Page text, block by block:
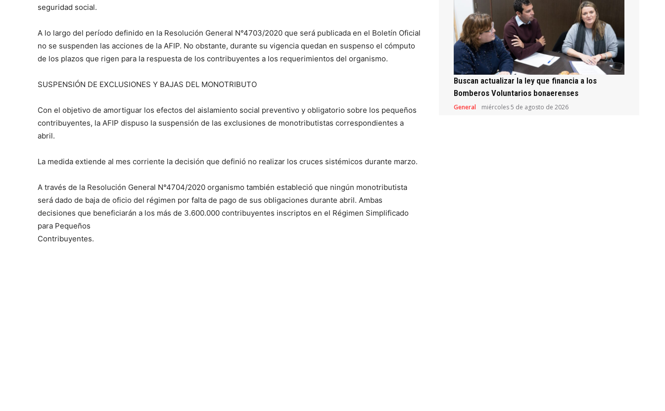
seguridad social.
A lo largo del período definido en la Resolución General N°4703/2020 que será publicada en el Boletín Oficial
no se suspenden las acciones de la AFIP. No obstante, durante su vigencia quedan en suspenso el cómputo
de los plazos que rigen para la respuesta de los contribuyentes a los requerimientos del organismo.
SUSPENSIÓN DE EXCLUSIONES Y BAJAS DEL MONOTRIBUTO
Con el objetivo de amortiguar los efectos del aislamiento social preventivo y obligatorio sobre los pequeños
contribuyentes, la AFIP dispuso la suspensión de las exclusiones de monotributistas correspondientes a
abril.
La medida extiende al mes corriente la decisión que definió no realizar los cruces sistémicos durante marzo.
A través de la Resolución General N°4704/2020 organismo también estableció que ningún monotributista
será dado de baja de oficio del régimen por falta de pago de sus obligaciones durante abril. Ambas
decisiones que beneficiarán a los más de 3.600.000 contribuyentes inscriptos en el Régimen Simplificado
para Pequeños
Contribuyentes.
Buscan actualizar la ley que financia a los
Bomberos Voluntarios bonaerenses
General miércoles 5 de agosto de 2026